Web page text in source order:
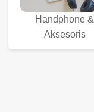
Handphone &
Aksesoris